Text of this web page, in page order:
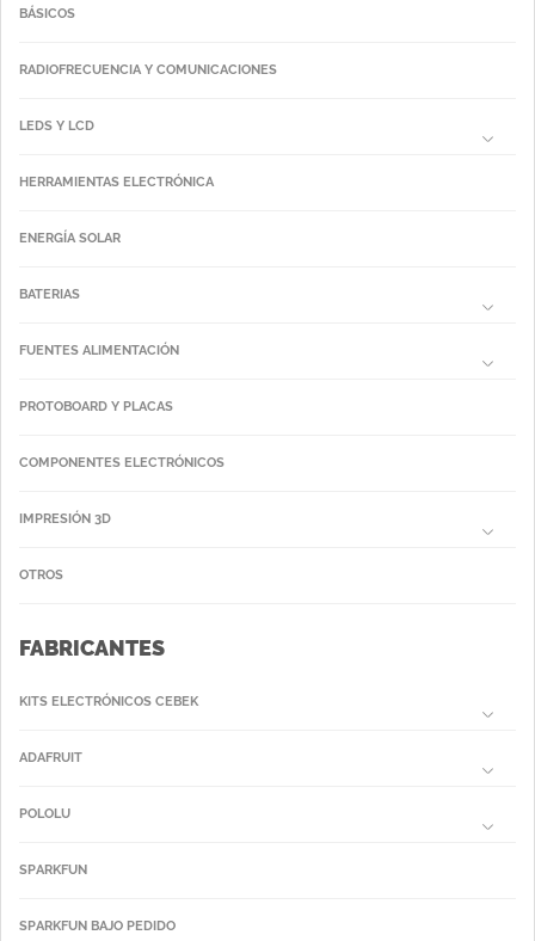
BÁSICOS
RADIOFRECUENCIA Y COMUNICACIONES
LEDS Y LCD
HERRAMIENTAS ELECTRÓNICA
ENERGÍA SOLAR
BATERIAS
FUENTES ALIMENTACIÓN
PROTOBOARD Y PLACAS
COMPONENTES ELECTRÓNICOS
IMPRESIÓN 3D
OTROS
FABRICANTES
KITS ELECTRÓNICOS CEBEK
ADAFRUIT
POLOLU
SPARKFUN
SPARKFUN BAJO PEDIDO